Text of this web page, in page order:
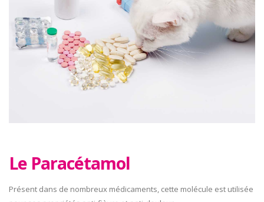
Le Paracétamol
Présent dans de nombreux médicaments, cette molécule est utilisée